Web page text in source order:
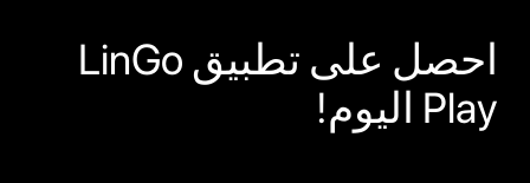
احصل على تطبيق LinGo
Play اليوم!